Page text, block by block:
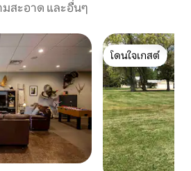
มสะอาด และอื่นๆ
โดนใจเกสต์
โดนใจเกสต์